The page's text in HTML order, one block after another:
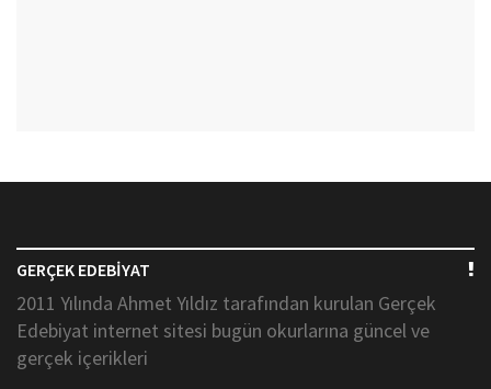
GERÇEK EDEBİYAT
2011 Yılında Ahmet Yıldız tarafından kurulan Gerçek
Edebiyat internet sitesi bugün okurlarına güncel ve
gerçek içerikleri